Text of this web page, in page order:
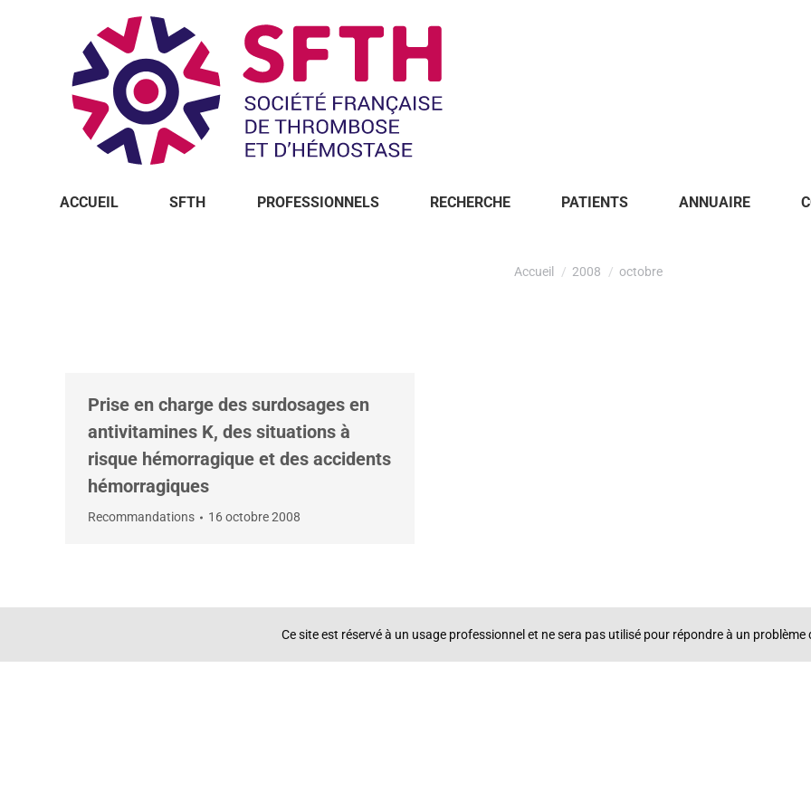
ACCUEIL SFTH PROFESSIONNELS RECHERCHE PATIENTS ANNUAIRE
Accueil 2008 octobre
Prise en charge des surdosages en
antivitamines K, des situations à
risque hémorragique et des accidents
hémorragiques
Recommandations 16 octobre 2008
Ce site est réservé à un usage professionnel et ne sera pas utilisé pour répondre à un